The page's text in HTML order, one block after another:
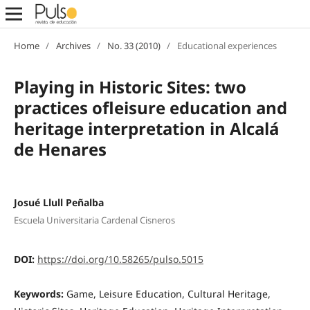
Home / Archives / No. 33 (2010) / Educational experiences
Playing in Historic Sites: two
practices ofleisure education and
heritage interpretation in Alcalá
de Henares
Josué Llull Peñalba
Escuela Universitaria Cardenal Cisneros
DOI: https://doi.org/10.58265/pulso.5015
Keywords: Game, Leisure Education, Cultural Heritage,